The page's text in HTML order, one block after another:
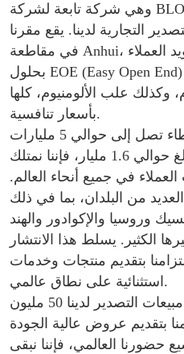
وهي شركة تابعة لشركة BLOPIN، هي المسؤولة بشكل
التجارية لدينا. يقع مقرنا
في مقاطعة Anhui، وينصب تركيزنا على تزويد العملاء
بحلول EOE (Easy Open End) عالية الجودة، بما في ذلك
وكذلك علب الألومنيوم، كلها
بأسعار تنافسية.
مع قدرة إنتاجية سنوية للغطاء تصل إلى حوالي 5 مليارات
وسعة إنتاج علب الألمنيوم تبلغ حوالي 1.6 مليار، فإننا نمتلك
في جميع أنحاء العالم.
من البلدان، بما في ذلك
وروسيا والإكوادور والهند
الكثير. يسلط هذا الانتشار
بتقديم منتجات وخدمات
استثنائية على نطاق عالمي.
وفي عام 2022، تجاوزت مبيعات التصدير لدينا 50 مليون
بتقديم عروض عالية الجودة
حضورنا العالمي، فإننا نبقى